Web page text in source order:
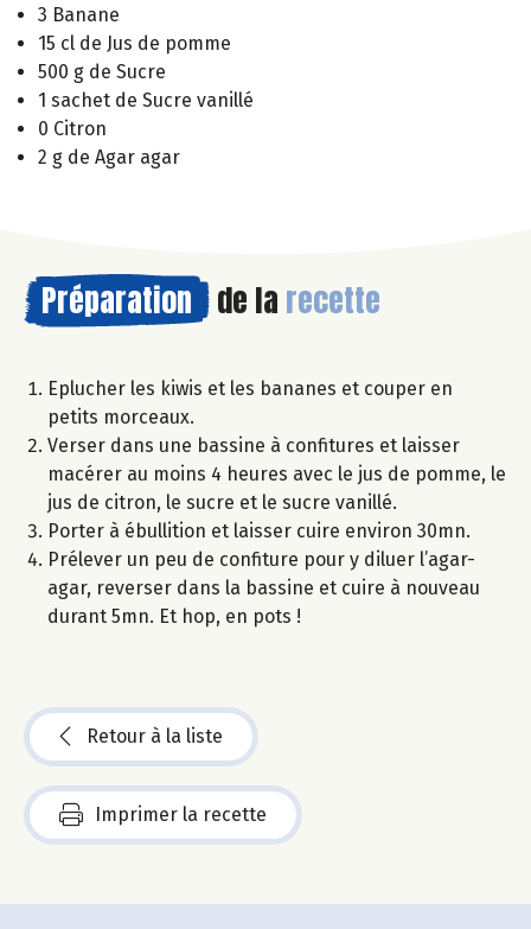
3 Banane
15 cl de Jus de pomme
500 g de Sucre
1 sachet de Sucre vanillé
0 Citron
2 g de Agar agar
Préparation de la recette
Eplucher les kiwis et les bananes et couper en
petits morceaux.
Verser dans une bassine à confitures et laisser
macérer au moins 4 heures avec le jus de pomme, le
jus de citron, le sucre et le sucre vanillé.
Porter à ébullition et laisser cuire environ 30mn.
Prélever un peu de confiture pour y diluer l’agar-
agar, reverser dans la bassine et cuire à nouveau
durant 5mn. Et hop, en pots !
Retour à la liste
Imprimer la recette